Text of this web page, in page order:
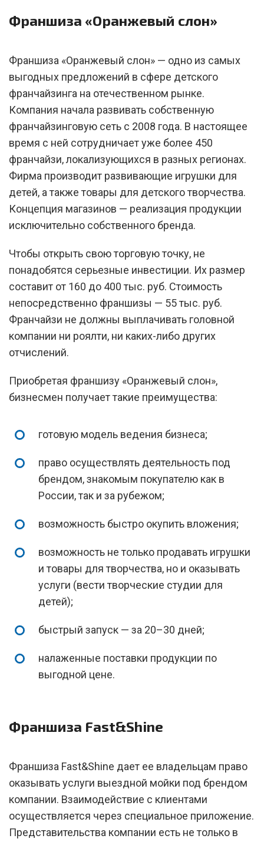
Франшиза «Оранжевый слон»
Франшиза «Оранжевый слон» — одно из самых
выгодных предложений в сфере детского
франчайзинга на отечественном рынке.
Компания начала развивать собственную
франчайзинговую сеть с 2008 года. В настоящее
время с ней сотрудничает уже более 450
франчайзи, локализующихся в разных регионах.
Фирма производит развивающие игрушки для
детей, а также товары для детского творчества.
Концепция магазинов — реализация продукции
исключительно собственного бренда.
Чтобы открыть свою торговую точку, не
понадобятся серьезные инвестиции. Их размер
составит от 160 до 400 тыс. руб. Стоимость
непосредственно франшизы — 55 тыс. руб.
Франчайзи не должны выплачивать головной
компании ни роялти, ни каких-либо других
отчислений.
Приобретая франшизу «Оранжевый слон»,
бизнесмен получает такие преимущества:
готовую модель ведения бизнеса;
право осуществлять деятельность под
брендом, знакомым покупателю как в
России, так и за рубежом;
возможность быстро окупить вложения;
возможность не только продавать игрушки
и товары для творчества, но и оказывать
услуги (вести творческие студии для
детей);
быстрый запуск — за 20–30 дней;
налаженные поставки продукции по
выгодной цене.
Франшиза Fast&Shine
Франшиза Fast&Shine дает ее владельцам право
оказывать услуги выездной мойки под брендом
компании. Взаимодействие с клиентами
осуществляется через специальное приложение.
Представительства компании есть не только в